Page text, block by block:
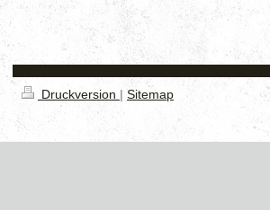
Druckversion | Sitemap